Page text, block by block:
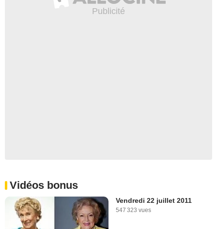
Vidéos bonus
Vendredi 22 juillet 2011
547 323 vues